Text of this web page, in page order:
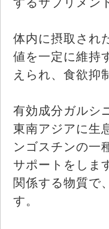
体内に摂取され
値を一定に維持
えられ、食欲抑
有効成分ガルシ
東南アジアに生
ンゴスチンの一
サポートをしま
関係する物質で
す。